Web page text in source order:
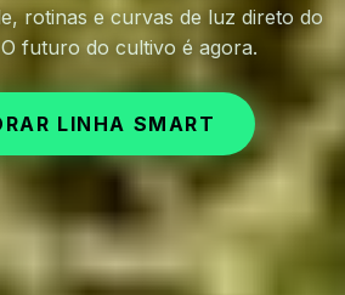
rotinas e curvas de luz direto do
futuro do cultivo é agora.
LINHA SMART